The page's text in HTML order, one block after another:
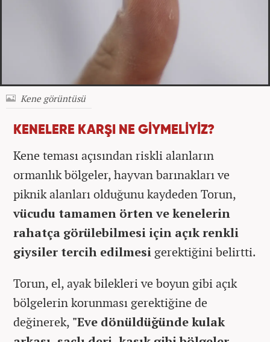
Kene görüntüsü
KENELERE KARŞI NE GİYMELİYİZ?
Kene teması açısından riskli alanların
ormanlık bölgeler, hayvan barınakları ve
piknik alanları olduğunu kaydeden Torun,
vücudu tamamen örten ve kenelerin
rahatça görülebilmesi için açık renkli
giysiler tercih edilmesi gerektiğini belirtti.
Torun, el, ayak bilekleri ve boyun gibi açık
bölgelerin korunması gerektiğine de
değinerek, "Eve dönüldüğünde kulak